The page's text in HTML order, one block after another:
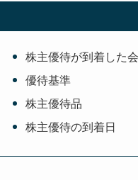
株主優待が到着した
優待基準
株主優待品
株主優待の到着日